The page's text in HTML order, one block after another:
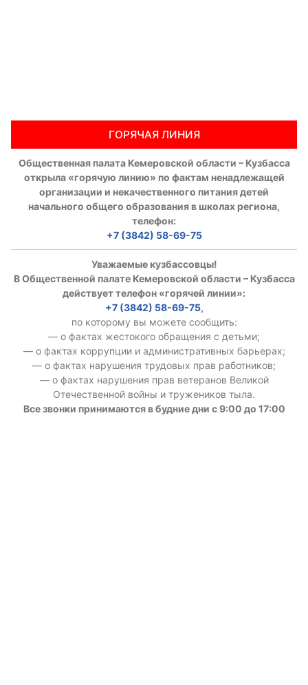
ГОРЯЧАЯ ЛИНИЯ
Общественная палата Кемеровской области – Кузбасса
открыла «горячую линию» по фактам ненадлежащей
организации и некачественного питания детей
начального общего образования в школах региона,
телефон:
+7 (3842) 58-69-75
Уважаемые кузбассовцы!
В Общественной палате Кемеровской области – Кузбасса
действует телефон «горячей линии»:
+7 (3842) 58-69-75,
по которому вы можете сообщить:
— о фактах жестокого обращения с детьми;
— о фактах коррупции и административных барьерах;
— о фактах нарушения трудовых прав работников;
— о фактах нарушения прав ветеранов Великой
Отечественной войны и тружеников тыла.
Все звонки принимаются в будние дни с 9:00 до 17:00